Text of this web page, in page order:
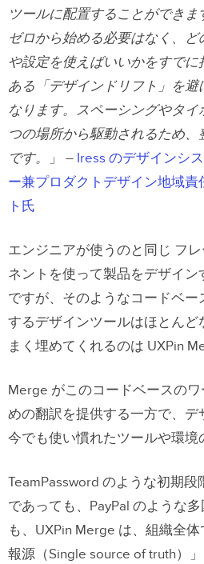
ツールに配置することができ
ゼロから始める必要はなく、ど
や設定を使えばいいかをすでに
ある「デザインドリフト」を
なります。スペーシングやタイ
つの場所から駆動されるため
です。
」 – Iress のデザインシ
ー兼プロダクトデザイン地域責
ト氏
エンジニアが使うのと同じ フ
ネントを使って製品をデザイ
ですが、そのようなコードベ
するデザインツールはほとんど
まく埋めてくれるのは UXPin
Merge がこのコードベースの
めの翻訳を提供する一方で、
今でも使い慣れたツールや環境
TeamPassword のような初期
であっても、PayPal のような
も、UXPin Merge は、組織全
報源（Single source of truth）